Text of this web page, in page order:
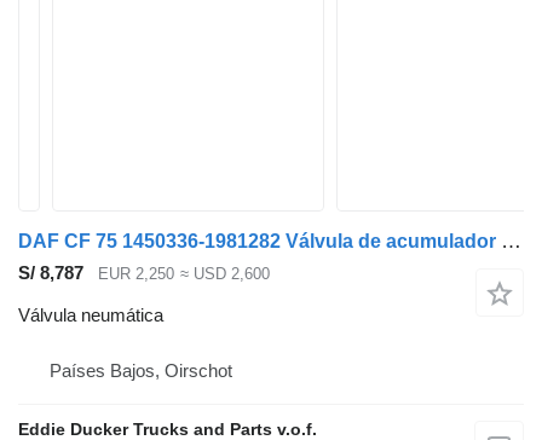
DAF CF 75 1450336-1981282 Válvula de acumulador CF75IV/CF85IV/XF95/XF10 válvula neumática para camión
S/ 8,787 EUR 2,250 ≈ USD 2,600
Válvula neumática
Países Bajos, Oirschot
Eddie Ducker Trucks and Parts v.o.f.